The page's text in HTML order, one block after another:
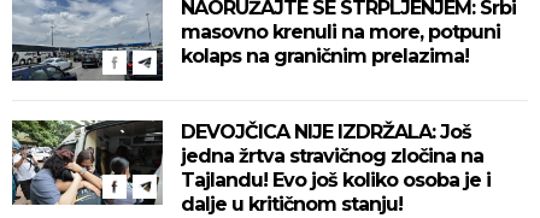
NAORUŽAJTE SE STRPLJENJEM: Srbi
masovno krenuli na more, potpuni
kolaps na graničnim prelazima!
DEVOJČICA NIJE IZDRŽALA: Još
jedna žrtva stravičnog zločina na
Tajlandu! Evo još koliko osoba je i
dalje u kritičnom stanju!